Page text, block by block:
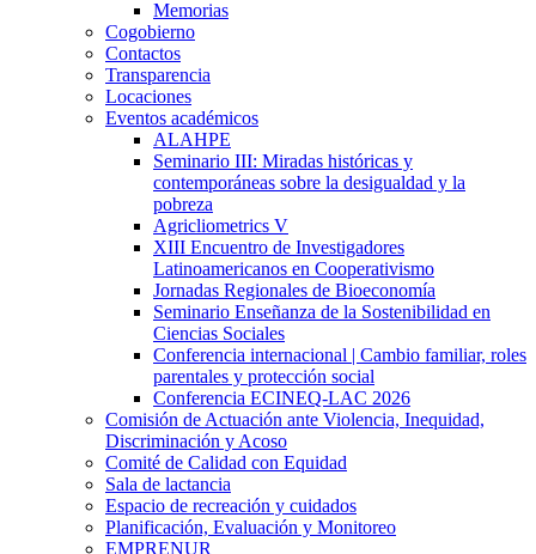
Memorias
Cogobierno
Contactos
Transparencia
Locaciones
Eventos académicos
ALAHPE
Seminario III: Miradas históricas y
contemporáneas sobre la desigualdad y la
pobreza
Agricliometrics V
XIII Encuentro de Investigadores
Latinoamericanos en Cooperativismo
Jornadas Regionales de Bioeconomía
Seminario Enseñanza de la Sostenibilidad en
Ciencias Sociales
Conferencia internacional | Cambio familiar, roles
parentales y protección social
Conferencia ECINEQ-LAC 2026
Comisión de Actuación ante Violencia, Inequidad,
Discriminación y Acoso
Comité de Calidad con Equidad
Sala de lactancia
Espacio de recreación y cuidados
Planificación, Evaluación y Monitoreo
EMPRENUR